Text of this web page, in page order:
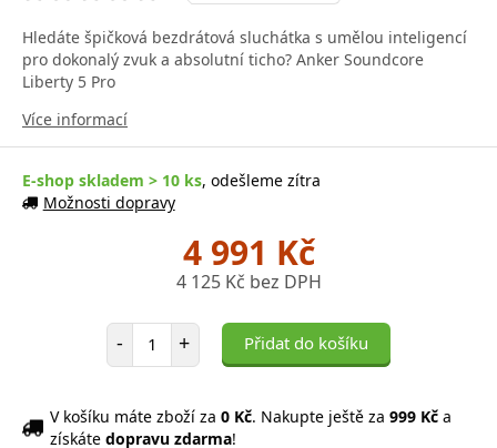
Hledáte špičková bezdrátová sluchátka s umělou inteligencí
pro dokonalý zvuk a absolutní ticho? Anker Soundcore
Liberty 5 Pro
Více informací
E-shop skladem > 10 ks, odešleme zítra
Možnosti dopravy
4 991 Kč
4 125 Kč bez DPH
- Počet položek
+ Přidat do košíku
V košíku máte zboží za 0 Kč. Nakupte ještě za 999 Kč a
získáte dopravu zdarma!